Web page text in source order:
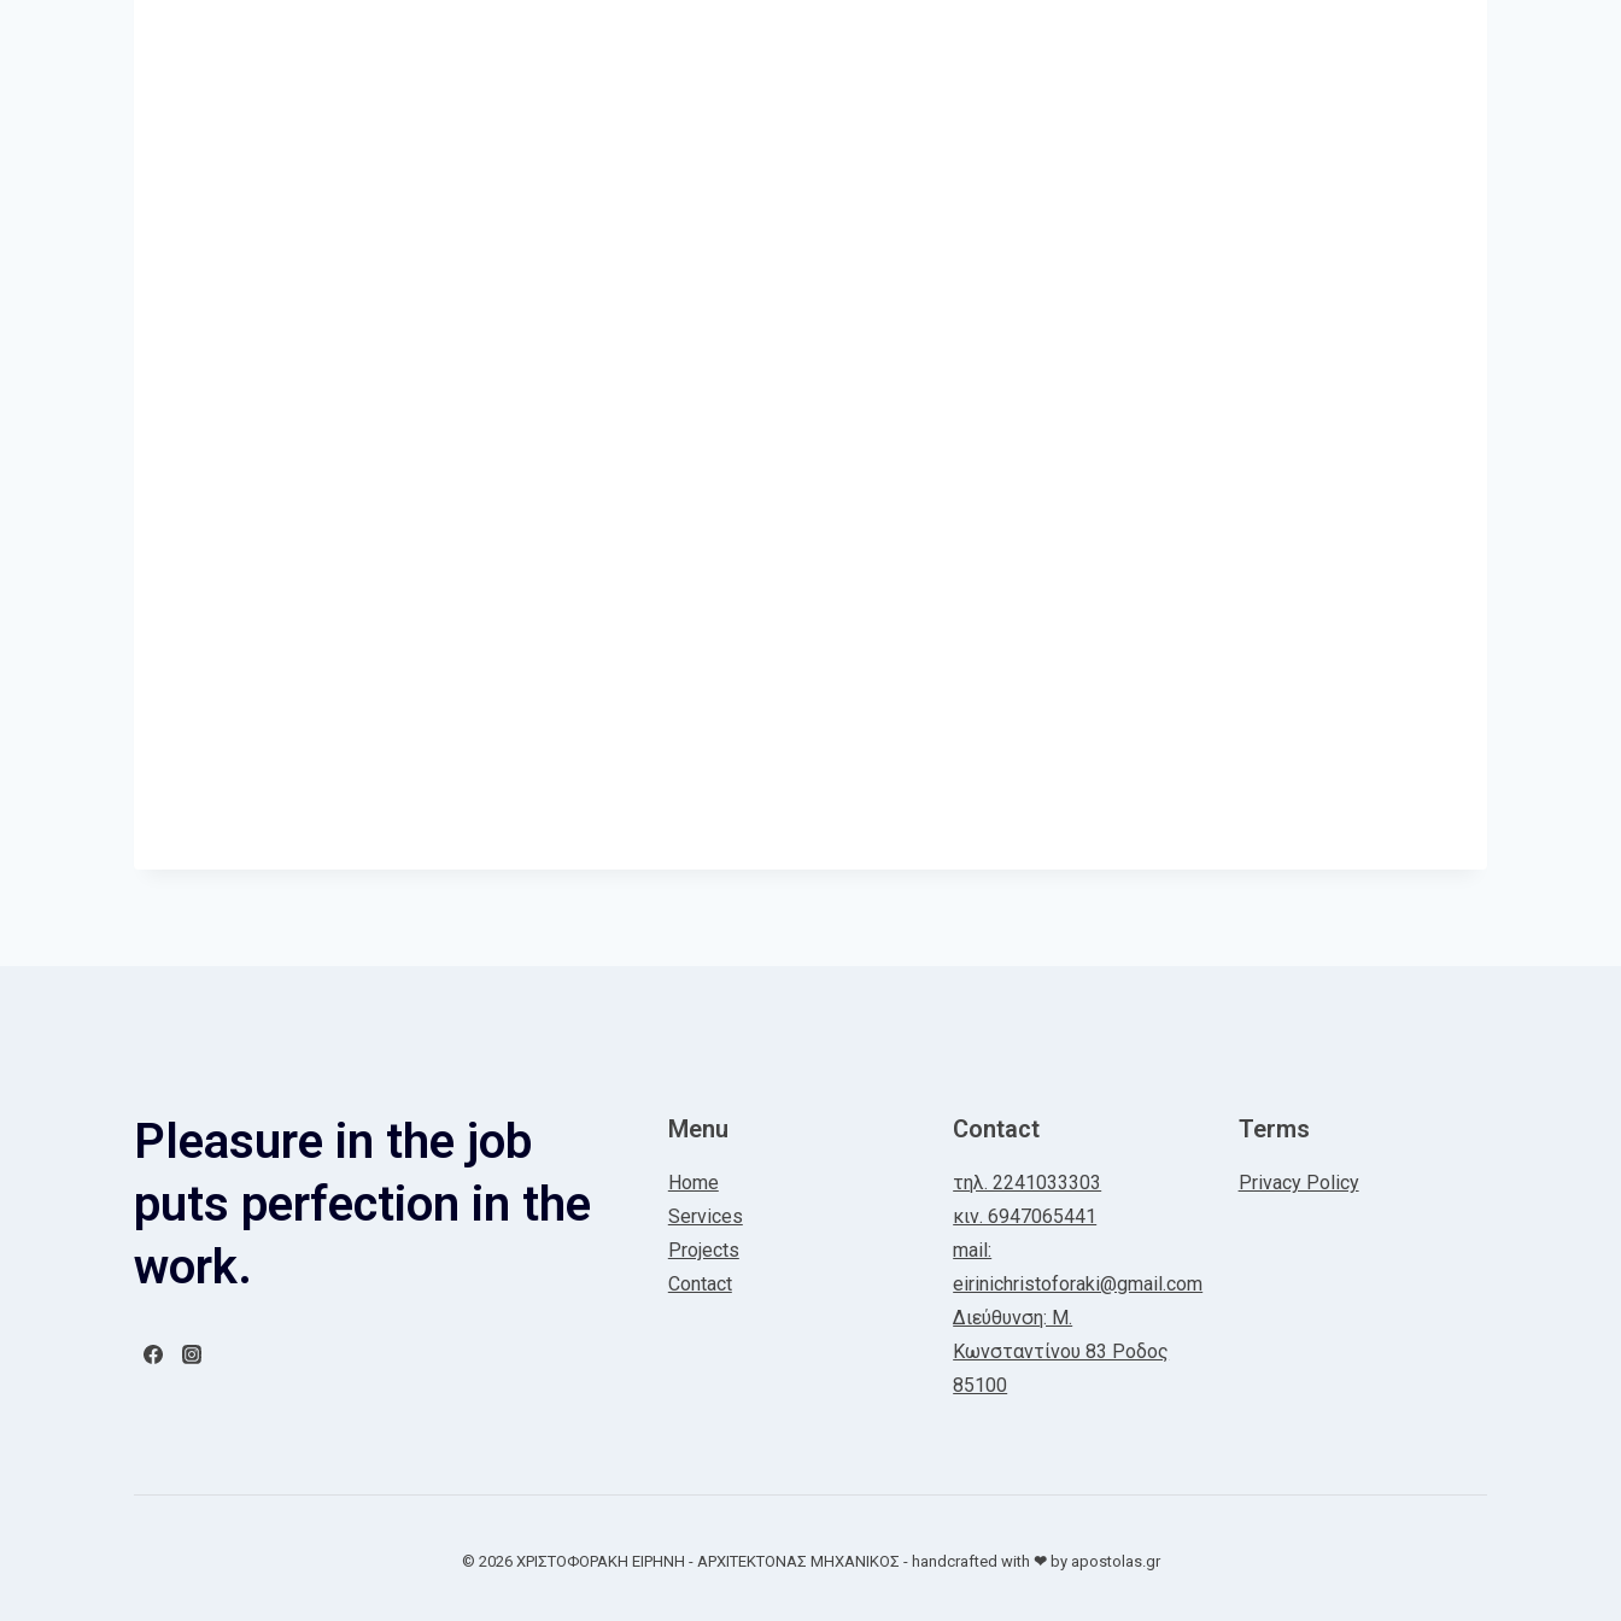
Pleasure in the job
puts perfection in the
work.
Menu
Home
Services
Projects
Contact
Contact
τηλ. 2241033303
κιν. 6947065441
mail:
eirinichristoforaki@gmail.com
Διεύθυνση: Μ.
Κωνσταντίνου 83 Ροδος
85100
Terms
Privacy Policy
© 2026 ΧΡΙΣΤΟΦΟΡΑΚΗ ΕΙΡΗΝΗ - ΑΡΧΙΤΕΚΤΟΝΑΣ ΜΗΧΑΝΙΚΟΣ - handcrafted with ❤by apostolas.gr